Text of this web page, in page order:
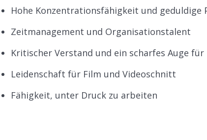
Hohe Konzentrationsfähigkeit und geduldige
Zeitmanagement und Organisationstalent
Kritischer Verstand und ein scharfes Auge für
Leidenschaft für Film und Videoschnitt
Fähigkeit, unter Druck zu arbeiten